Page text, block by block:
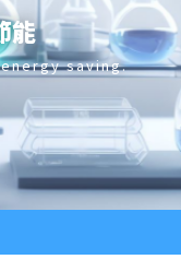
能
saving.